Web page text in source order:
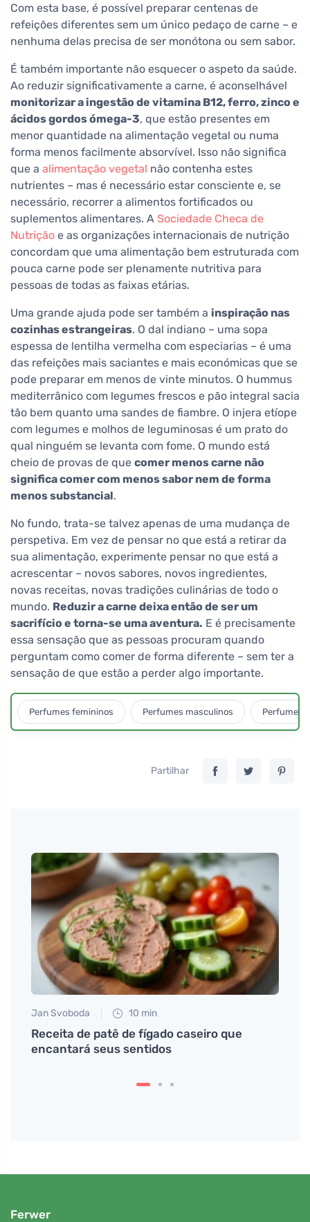
Com esta base, é possível preparar centenas de
refeições diferentes sem um único pedaço de carne – e
nenhuma delas precisa de ser monótona ou sem sabor.
É também importante não esquecer o aspeto da saúde.
Ao reduzir significativamente a carne, é aconselhável
monitorizar a ingestão de vitamina B12, ferro, zinco e
ácidos gordos ómega-3, que estão presentes em
menor quantidade na alimentação vegetal ou numa
forma menos facilmente absorvível. Isso não significa
que a alimentação vegetal não contenha estes
nutrientes – mas é necessário estar consciente e, se
necessário, recorrer a alimentos fortificados ou
suplementos alimentares. A Sociedade Checa de
Nutrição e as organizações internacionais de nutrição
concordam que uma alimentação bem estruturada com
pouca carne pode ser plenamente nutritiva para
pessoas de todas as faixas etárias.
Uma grande ajuda pode ser também a inspiração nas
cozinhas estrangeiras. O dal indiano – uma sopa
espessa de lentilha vermelha com especiarias – é uma
das refeições mais saciantes e mais económicas que se
pode preparar em menos de vinte minutos. O hummus
mediterrânico com legumes frescos e pão integral sacia
tão bem quanto uma sandes de fiambre. O injera etíope
com legumes e molhos de leguminosas é um prato do
qual ninguém se levanta com fome. O mundo está
cheio de provas de que comer menos carne não
significa comer com menos sabor nem de forma
menos substancial.
No fundo, trata-se talvez apenas de uma mudança de
perspetiva. Em vez de pensar no que está a retirar da
sua alimentação, experimente pensar no que está a
acrescentar – novos sabores, novos ingredientes,
novas receitas, novas tradições culinárias de todo o
mundo. Reduzir a carne deixa então de ser um
sacrifício e torna-se uma aventura. E é precisamente
essa sensação que as pessoas procuram quando
perguntam como comer de forma diferente – sem ter a
sensação de que estão a perder algo importante.
Perfumes femininos Perfumes masculinos Perfumes
Partilhar
Jan Svoboda 10 min
Receita de patê de fígado caseiro que
encantará seus sentidos
Ferwer